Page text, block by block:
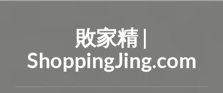
敗家精 |
ShoppingJing.com